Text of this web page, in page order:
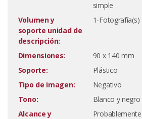
simple
Volumen y
soporte unidad de
descripción:
1-Fotografía(s)
Dimensiones:
90 x 140 mm
Soporte:
Plástico
Tipo de imagen:
Negativo
Tono:
Blanco y negro
Alcance y
Probablemente